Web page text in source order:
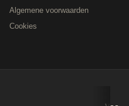
Algemene voorwaarden
Cookies